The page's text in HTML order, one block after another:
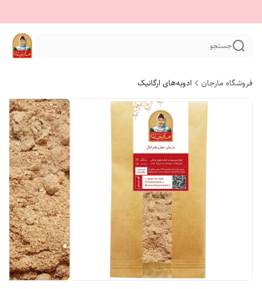
جستجو
فروشگاه مارجان ادویه‌های ارگانیک